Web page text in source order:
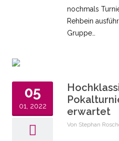
nochmals
Rehbein
Gruppe…
05
01, 2022
erwartet
Von Stephan